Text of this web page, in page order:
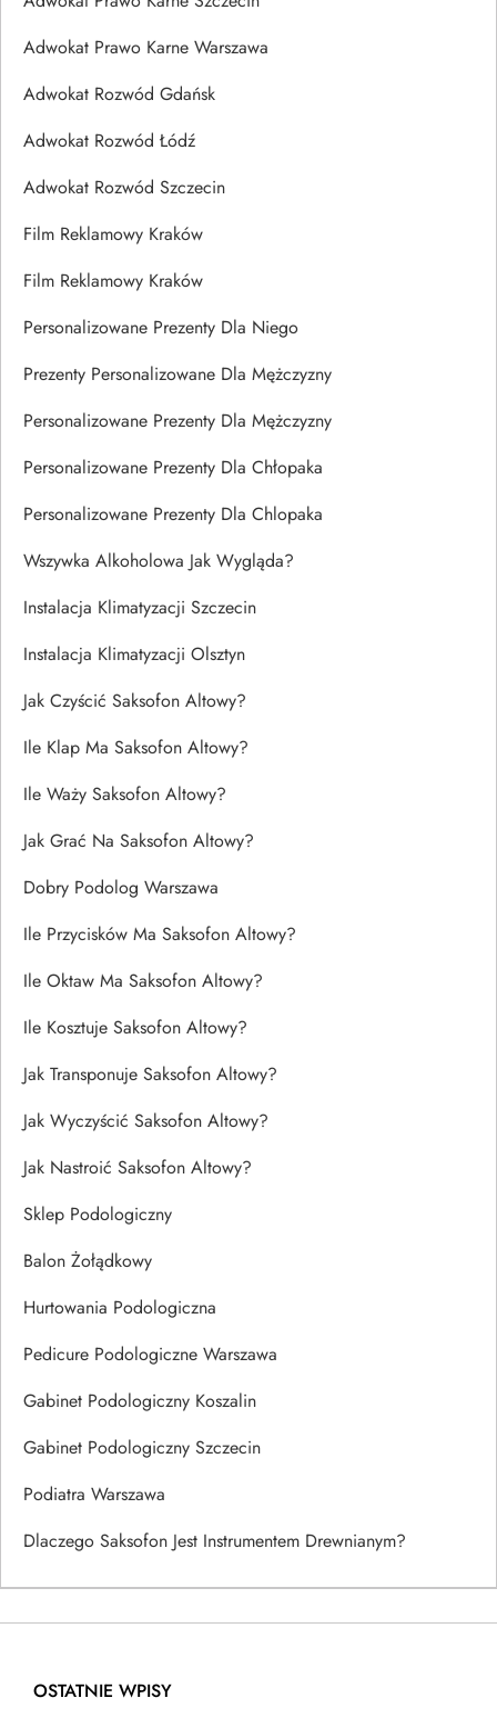
Adwokat Prawo Karne Warszawa
Adwokat Rozwód Gdańsk
Adwokat Rozwód Łódź
Adwokat Rozwód Szczecin
Film Reklamowy Kraków
Film Reklamowy Kraków
Personalizowane Prezenty Dla Niego
Prezenty Personalizowane Dla Mężczyzny
Personalizowane Prezenty Dla Mężczyzny
Personalizowane Prezenty Dla Chłopaka
Personalizowane Prezenty Dla Chlopaka
Wszywka Alkoholowa Jak Wygląda?
Instalacja Klimatyzacji Szczecin
Instalacja Klimatyzacji Olsztyn
Jak Czyścić Saksofon Altowy?
Ile Klap Ma Saksofon Altowy?
Ile Waży Saksofon Altowy?
Jak Grać Na Saksofon Altowy?
Dobry Podolog Warszawa
Ile Przycisków Ma Saksofon Altowy?
Ile Oktaw Ma Saksofon Altowy?
Ile Kosztuje Saksofon Altowy?
Jak Transponuje Saksofon Altowy?
Jak Wyczyścić Saksofon Altowy?
Jak Nastroić Saksofon Altowy?
Sklep Podologiczny
Balon Żołądkowy
Hurtowania Podologiczna
Pedicure Podologiczne Warszawa
Gabinet Podologiczny Koszalin
Gabinet Podologiczny Szczecin
Podiatra Warszawa
Dlaczego Saksofon Jest Instrumentem Drewnianym?
OSTATNIE WPISY